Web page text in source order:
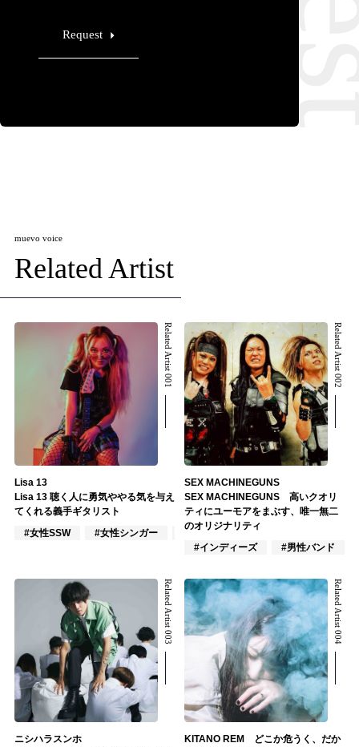
Request
muevo voice
Related Artist
Related Artist 001
Lisa 13
Lisa 13 聴く人に勇気ややる気を与え
てくれる義手ギタリスト
#女性SSW
#女性シンガー #女性バンド
Related Artist 002
SEX MACHINEGUNS
SEX MACHINEGUNS 高いクオリ
ティにユーモアをまぶす、唯一無二
のオリジナリティ
#インディーズ
#男性バンド
Related Artist 003
ニシハラスンホ
Related Artist 004
KITANO REM どこか危うく、だか